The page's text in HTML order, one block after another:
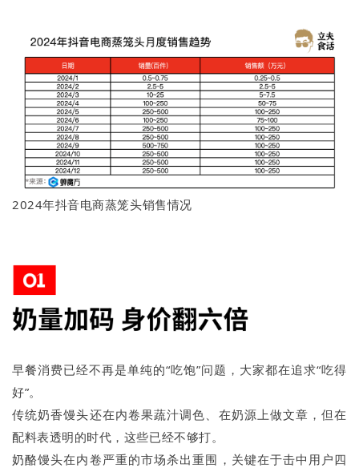
2024年抖音电商蒸笼头销售情况
早餐消费已经不再是单纯的“吃饱”问题，大家都在追求“吃得
好”。
传统奶香馒头还在内卷果蔬汁调色、在奶源上做文章，但在
配料表透明的时代，这些已经不够打。
奶酪馒头在内卷严重的市场杀出重围，关键在于击中用户四